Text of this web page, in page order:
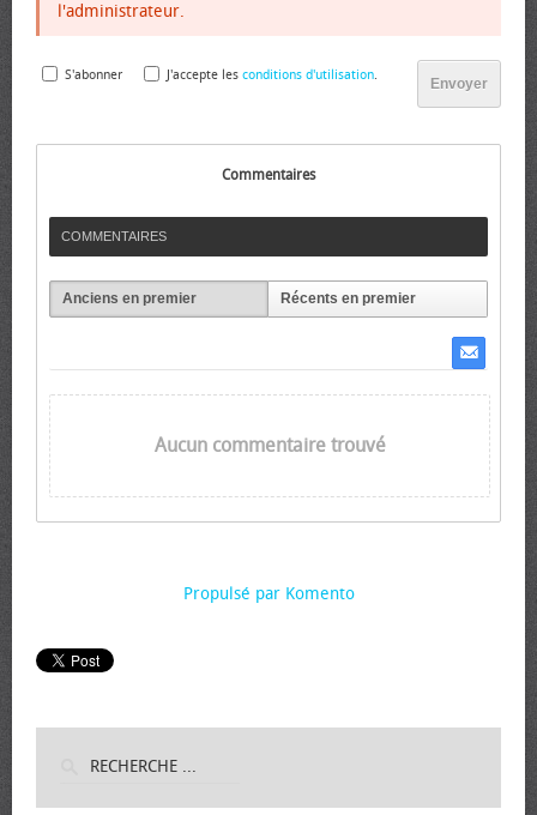
l'administrateur.
Envoyer
S'abonner J'accepte les conditions d'utilisation.
Commentaires
COMMENTAIRES
Anciens en premier Récents en premier
Aucun commentaire trouvé
Propulsé par Komento